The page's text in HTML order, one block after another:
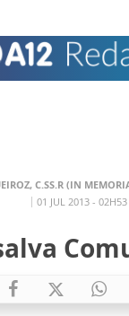
C.SS.R (IN
01 JUL 2013 - 02H53